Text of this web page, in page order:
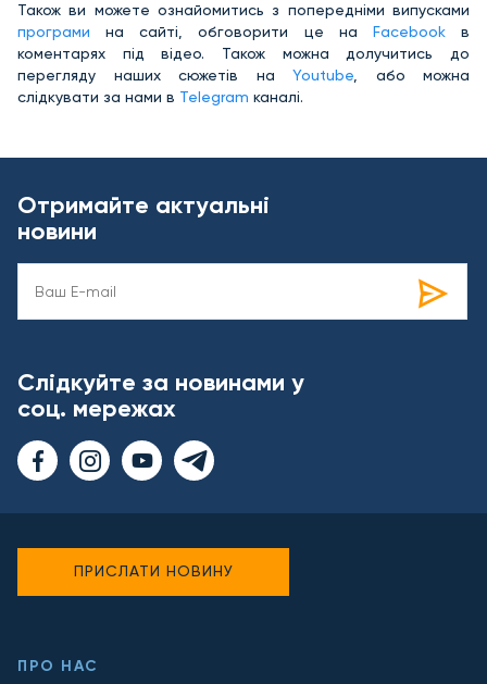
Також ви можете ознайомитись з попередніми випусками
програми на сайті, обговорити це на Facebookв
коментарях під відео. Також можна долучитись до
перегляду наших сюжетів на Youtube , або можна
слідкувати за нами в Telegram каналі.
Отримайте актуальні
новини
Слідкуйте за новинами у
соц. мережах
ПРО НАС
ПРИСЛАТИ НОВИНУ